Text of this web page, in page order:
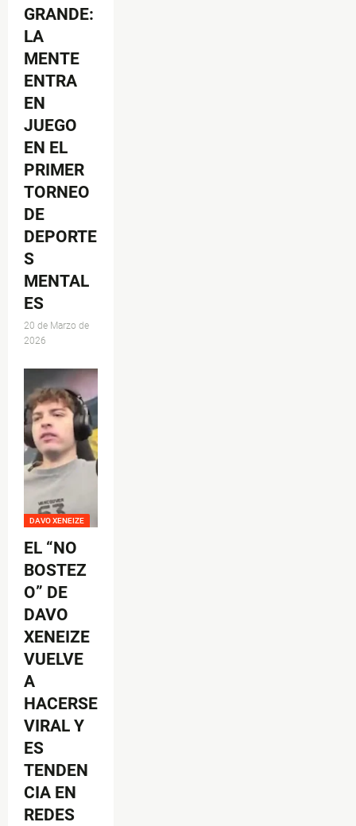
GRANDE:
LA
MENTE
ENTRA
EN
JUEGO
EN EL
PRIMER
TORNEO
DE
DEPORTE
S
MENTAL
ES
20 de Marzo de
2026
DAVO XENEIZE
EL “NO
BOSTEZ
O” DE
DAVO
XENEIZE
VUELVE
A
HACERSE
VIRAL Y
ES
TENDEN
CIA EN
REDES